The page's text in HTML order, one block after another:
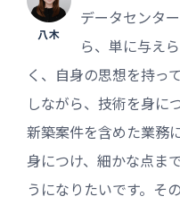
八木
データセンタ
ら、単に与え
く、自身の思想を持っ
しながら、技術を身に
新築案件を含めた業務
身につけ、細かな点ま
うになりたいです。そ